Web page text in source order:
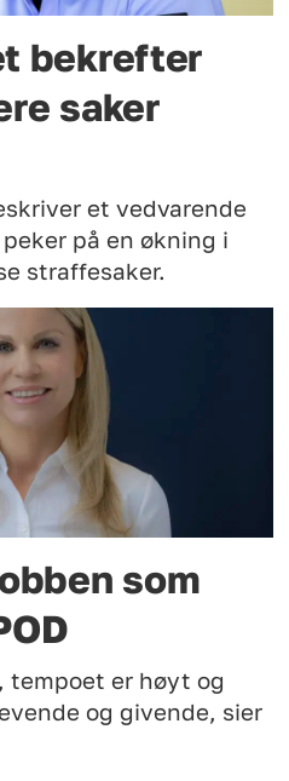
bekrefter
saker
et vedvarende
på en økning i
straffesaker.
som
tempoet er høyt og
og givende, sier